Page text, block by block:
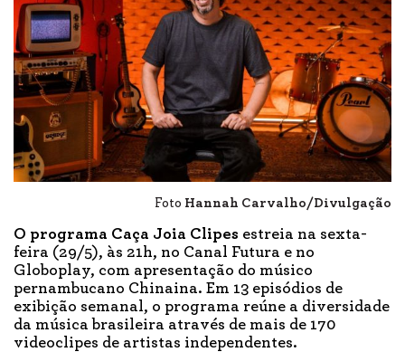
Foto Hannah Carvalho/Divulgação
O programa Caça Joia Clipes estreia na sexta-
feira (29/5), às 21h, no Canal Futura e no
Globoplay, com apresentação do músico
pernambucano Chinaina. Em 13 episódios de
exibição semanal, o programa reúne a diversidade
da música brasileira através de mais de 170
videoclipes de artistas independentes.